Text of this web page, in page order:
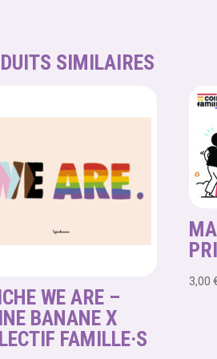
SIMILAIRES
WE ARE –
BANANE X
FAMILLE·S
3,00